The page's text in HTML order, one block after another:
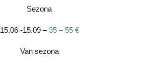
Sezona
15.06 -15.09 –35 – 55 €
Van sezona